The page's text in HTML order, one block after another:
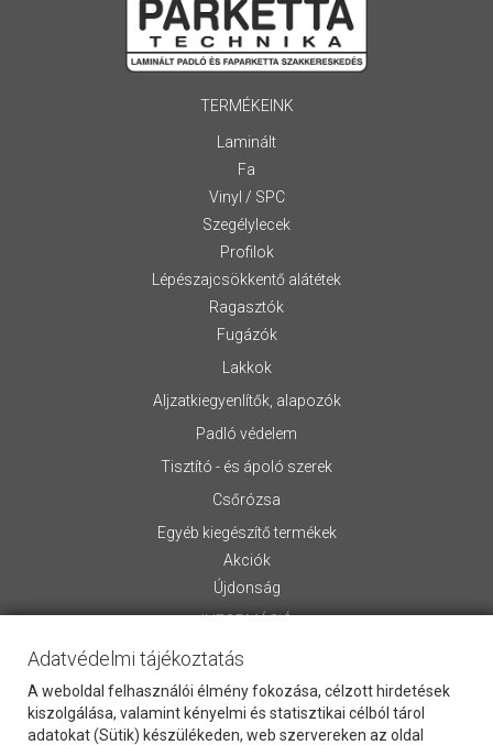
TERMÉKEINK
Laminált
Fa
Vinyl / SPC
Szegélylecek
Profilok
Lépészajcsökkentő alátétek
Ragasztók
Fugázók
Lakkok
Aljzatkiegyenlítők, alapozók
Padló védelem
Tisztító - és ápoló szerek
Csőrózsa
Egyéb kiegészítő termékek
Akciók
Újdonság
INFORMÁCIÓ
Rólunk
Általános Szerződési Feltételek
Szállítási információk
Letölthető anyagok
Adatvédelmi tájékoztatás
A weboldal felhasználói élmény fokozása, célzott hirdetések
kiszolgálása, valamint kényelmi és statisztikai célból tárol
adatokat (Sütik) készülékeden, web szervereken az oldal